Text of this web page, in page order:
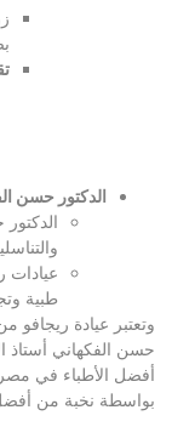
الدكتور حسن
عيادات
طبية
وتعتبر عيادة ريجافو
حسن الفكهاني أستاذ
أفضل الأطباء في مصر
بواسطة نخبة من أفضل